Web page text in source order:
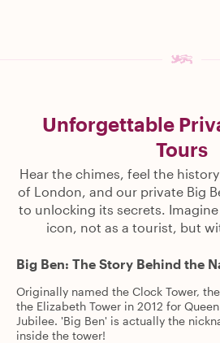
Unforgettable
Tours
Hear the chimes, feel the
of London, and our private Big
to unlocking its secrets.
icon, not as a tourist, but
Big Ben: The Story Behind the
Originally named the Clock Tower,
the Elizabeth Tower in 2012 for
Jubilee. 'Big Ben' is actually the
inside the tower!